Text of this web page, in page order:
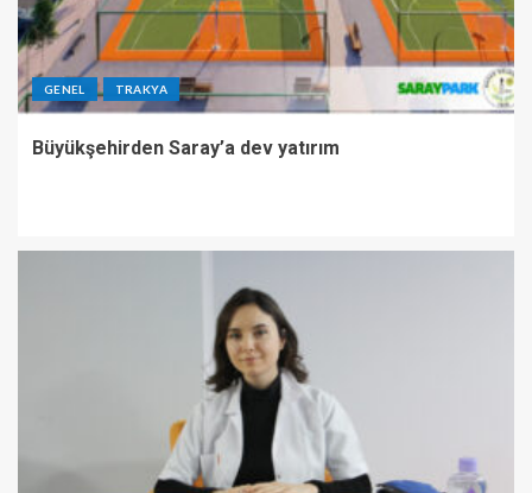
GENEL TRAKYA
Büyükşehirden Saray’a dev yatırım